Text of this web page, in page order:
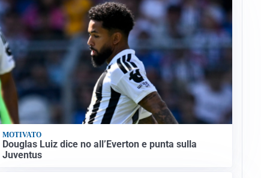
MOTIVATO
Douglas Luiz dice no all’Everton e punta sulla
Juventus